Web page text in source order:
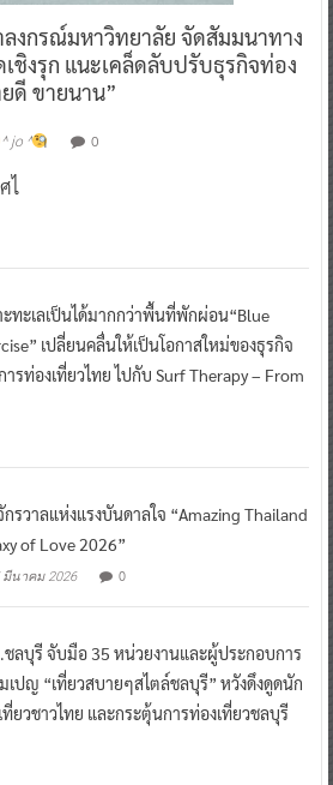
งกรณ์มหาวิทยาลัย จัดสัมมนาทาง
ชิงรุก แนะเคล็ดลับปรับธุรกิจท่อง
ดี ขายนาน”
^ jo ^ 0
ไ
ะทะเลเป็นได้มากกว่าพื้นที่พักผ่อน“Blue
เปลี่ยนคลื่นให้เป็นโอกาสใหม่ของธุรกิจ
ารท่องเที่ยวไทย ไปกับ Surf Therapy – From
กรวาลแห่งแรงบันดาลใจ “Amazing Thailand
of Love 2026”
มีนาคม 2026 0
ลบุรี จับมือ 35 หน่วยงานและผู้ประกอบการ
เปญ “เที่ยวสบายๆสไตล์ชลบุรี” หวังดึงดูดนัก
ที่ยวชาวไทย และกระตุ้นการท่องเที่ยวชลบุรี